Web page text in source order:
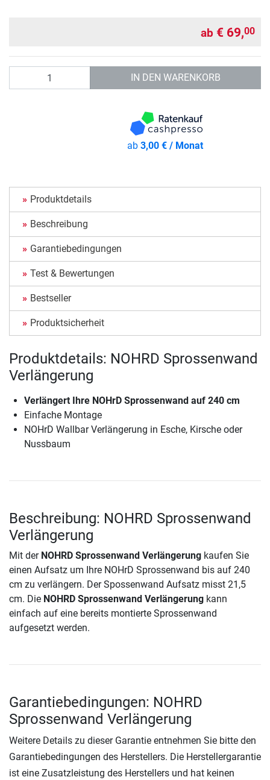
ab € 69,00
IN DEN WARENKORB
ab3,00 € / Monat
Produktdetails
Beschreibung
Garantiebedingungen
Test & Bewertungen
Bestseller
Produktsicherheit
Produktdetails: NOHRD Sprossenwand
Verlängerung
Verlängert Ihre NOHrD Sprossenwand auf 240 cm
Einfache Montage
NOHrD Wallbar Verlängerung in Esche, Kirsche oder
Nussbaum
Beschreibung: NOHRD Sprossenwand
Verlängerung
Mit der NOHRD Sprossenwand Verlängerung kaufen Sie
einen Aufsatz um Ihre NOHrD Sprossenwand bis auf 240
cm zu verlängern. Der Spossenwand Aufsatz misst 21,5
cm. Die NOHRD Sprossenwand Verlängerung kann
einfach auf eine bereits montierte Sprossenwand
aufgesetzt werden.
Garantiebedingungen: NOHRD
Sprossenwand Verlängerung
Weitere Details zu dieser Garantie entnehmen Sie bitte den
Garantiebedingungen des Herstellers. Die Herstellergarantie
ist eine Zusatzleistung des Herstellers und hat keinen